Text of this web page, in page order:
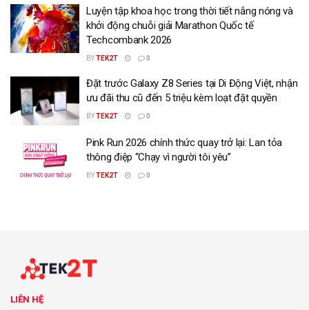
Luyện tập khoa học trong thời tiết nắng nóng và
khởi động chuỗi giải Marathon Quốc tế
Techcombank 2026
BYTEK2T 0
Đặt trước Galaxy Z8 Series tại Di Động Việt, nhận
ưu đãi thu cũ đến 5 triệu kèm loạt đặt quyền
BYTEK2T 0
Pink Run 2026 chính thức quay trở lại: Lan tỏa
thông điệp “Chạy vì người tôi yêu”
BYTEK2T 0
LIÊN HỆ